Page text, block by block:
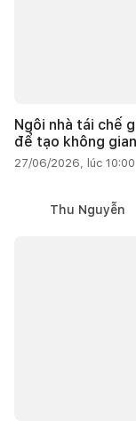
Ngôi nhà tái chế
để tạo không
27/06/2026, lúc 10:00
Thu Nguyễn